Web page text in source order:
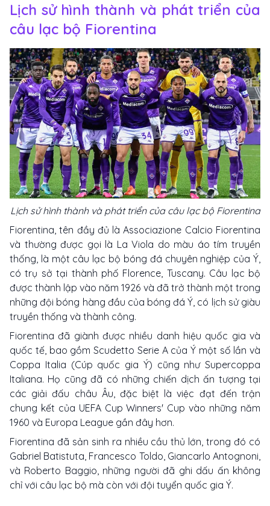
Lịch sử hình thành và phát triển của
câu lạc bộ Fiorentina
Lịch sử hình thành và phát triển của câu lạc bộ Fiorentina
Fiorentina, tên đầy đủ là Associazione Calcio Fiorentina
và thường được gọi là La Viola do màu áo tím truyền
thống, là một câu lạc bộ bóng đá chuyên nghiệp của Ý,
có trụ sở tại thành phố Florence, Tuscany. Câu lạc bộ
được thành lập vào năm 1926 và đã trở thành một trong
những đội bóng hàng đầu của bóng đá Ý, có lịch sử giàu
truyền thống và thành công.
Fiorentina đã giành được nhiều danh hiệu quốc gia và
quốc tế, bao gồm Scudetto Serie A của Ý một số lần và
Coppa Italia (Cúp quốc gia Ý) cũng như Supercoppa
Italiana. Họ cũng đã có những chiến dịch ấn tượng tại
các giải đấu châu Âu, đặc biệt là việc đạt đến trận
chung kết của UEFA Cup Winners' Cup vào những năm
1960 và Europa League gần đây hơn.
Fiorentina đã sản sinh ra nhiều cầu thủ lớn, trong đó có
Gabriel Batistuta, Francesco Toldo, Giancarlo Antognoni,
và Roberto Baggio, những người đã ghi dấu ấn không
chỉ với câu lạc bộ mà còn với đội tuyển quốc gia Ý.